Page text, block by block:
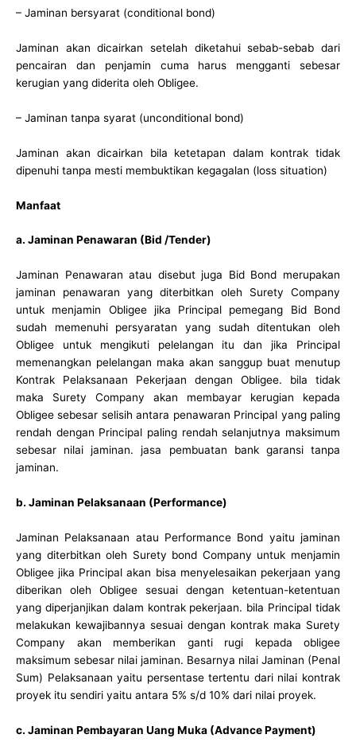
– Jaminan bersyarat (conditional bond)
Jaminan akan dicairkan setelah diketahui sebab-sebab dari
pencairan dan penjamin cuma harus mengganti sebesar
kerugian yang diderita oleh Obligee.
– Jaminan tanpa syarat (unconditional bond)
Jaminan akan dicairkan bila ketetapan dalam kontrak tidak
dipenuhi tanpa mesti membuktikan kegagalan (loss situation)
Manfaat
a. Jaminan Penawaran (Bid /Tender)
Jaminan Penawaran atau disebut juga Bid Bond merupakan
jaminan penawaran yang diterbitkan oleh Surety Company
untuk menjamin Obligee jika Principal pemegang Bid Bond
sudah memenuhi persyaratan yang sudah ditentukan oleh
Obligee untuk mengikuti pelelangan itu dan jika Principal
memenangkan pelelangan maka akan sanggup buat menutup
Kontrak Pelaksanaan Pekerjaan dengan Obligee. bila tidak
maka Surety Company akan membayar kerugian kepada
Obligee sebesar selisih antara penawaran Principal yang paling
rendah dengan Principal paling rendah selanjutnya maksimum
sebesar nilai jaminan. jasa pembuatan bank garansi tanpa
jaminan.
b. Jaminan Pelaksanaan (Performance)
Jaminan Pelaksanaan atau Performance Bond yaitu jaminan
yang diterbitkan oleh Surety bond Company untuk menjamin
Obligee jika Principal akan bisa menyelesaikan pekerjaan yang
diberikan oleh Obligee sesuai dengan ketentuan-ketentuan
yang diperjanjikan dalam kontrak pekerjaan. bila Principal tidak
melakukan kewajibannya sesuai dengan kontrak maka Surety
Company akan memberikan ganti rugi kepada obligee
maksimum sebesar nilai jaminan. Besarnya nilai Jaminan (Penal
Sum) Pelaksanaan yaitu persentase tertentu dari nilai kontrak
proyek itu sendiri yaitu antara 5% s/d 10% dari nilai proyek.
c. Jaminan Pembayaran Uang Muka (Advance Payment)